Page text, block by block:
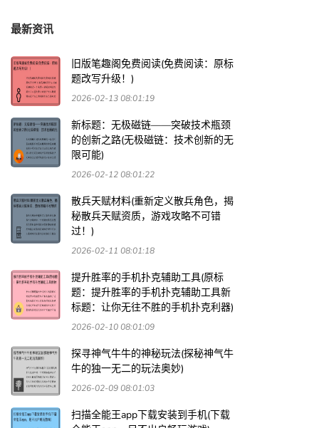
最新资讯
旧版笔趣阁免费阅读(免费阅读：原标
题改写升级！)
2026-02-13 08:01:19
新标题：无极磁链——突破技术瓶颈
的创新之路(无极磁链：技术创新的无
限可能)
2026-02-12 08:01:22
散兵天赋材料(重新定义散兵角色，揭
秘散兵天赋资质，游戏攻略不可错
过！)
2026-02-11 08:01:18
提升胜率的手机扑克辅助工具(原标
题：提升胜率的手机扑克辅助工具新
标题：让你无往不胜的手机扑克利器)
2026-02-10 08:01:09
探寻神气牛牛的神秘玩法(探秘神气牛
牛的独一无二的玩法奥妙)
2026-02-09 08:01:03
扫描全能王app下载安装到手机(下载